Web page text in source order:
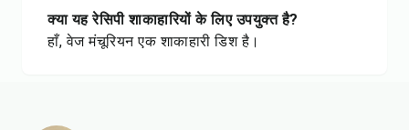
क्या यह रेसिपी शाकाहारियों के लिए उपयुक्त है?
हाँ, वेज मंचूरियन एक शाकाहारी डिश है।